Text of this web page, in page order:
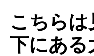
こちら
下にある